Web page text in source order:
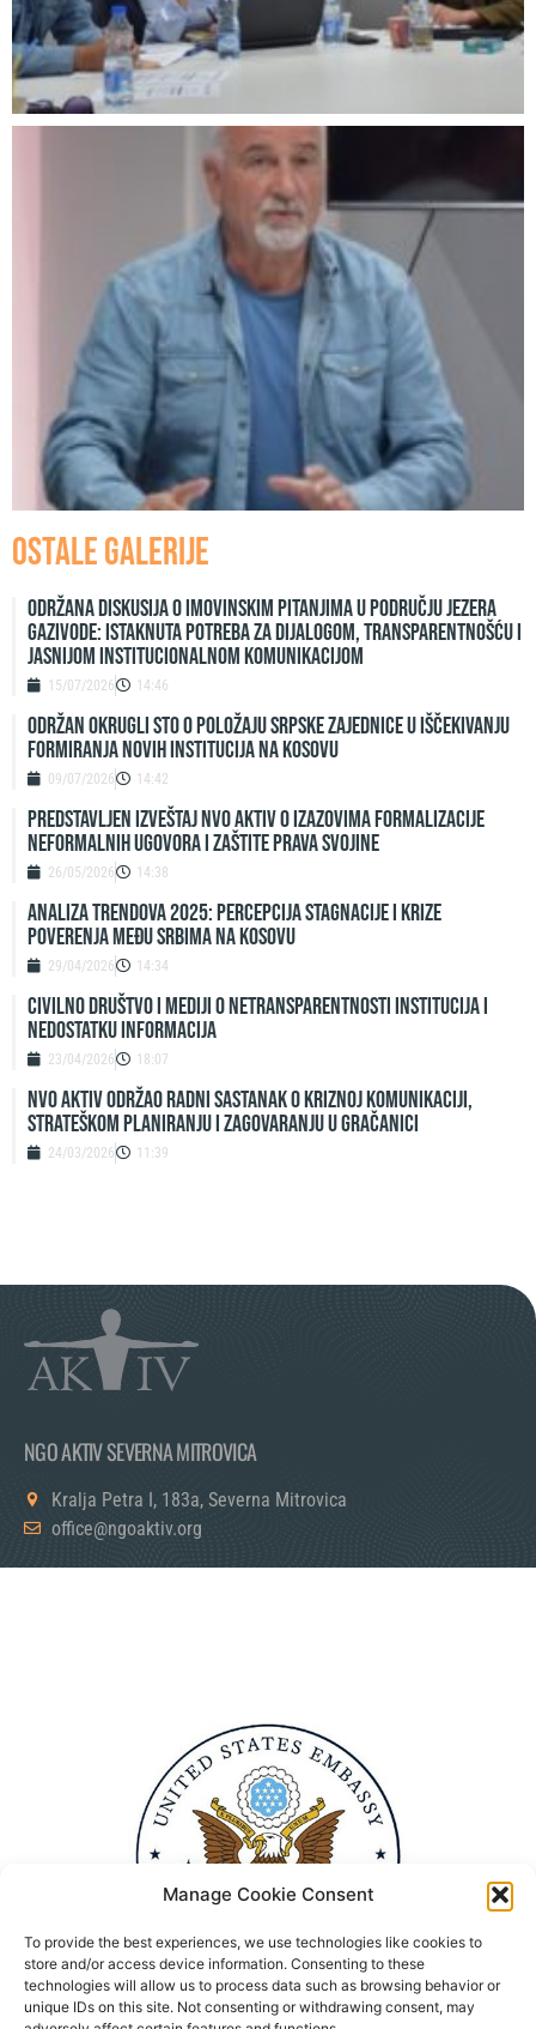
Manage Cookie Consent
To provide the best experiences, we use technologies like cookies to
store and/or access device information. Consenting to these
technologies will allow us to process data such as browsing behavior or
unique IDs on this site. Not consenting or withdrawing consent, may
Ostale galerije
Održana diskusija o imovinskim pitanjima u području jezera
Gazivode: Istaknuta potreba za dijalogom, transparentnošću i
jasnijom institucionalnom komunikacijom
15/07/2026 14:46
ODRŽAN OKRUGLI STO O POLOŽAJU SRPSKE ZAJEDNICE U IŠČEKIVANJU
FORMIRANJA NOVIH INSTITUCIJA NA KOSOVU
09/07/2026 14:42
Predstavljen izveštaj NVO Aktiv o izazovima formalizacije
neformalnih ugovora i zaštite prava svojine
26/05/2026 14:38
ANALIZA TRENDOVA 2025: PERCEPCIJA STAGNACIJE I KRIZE
POVERENJA MEĐU SRBIMA NA KOSOVU
29/04/2026 14:34
Civilno društvo i mediji o netransparentnosti institucija i
nedostatku informacija
23/04/2026 18:07
NVO Aktiv održao radni sastanak o kriznoj komunikaciji,
strateškom planiranju i zagovaranju u Gračanici
24/03/2026 11:39
NGO AKTIV SEVERNA MITROVICA
Kralja Petra I, 183a, Severna Mitrovica
office@ngoaktiv.org